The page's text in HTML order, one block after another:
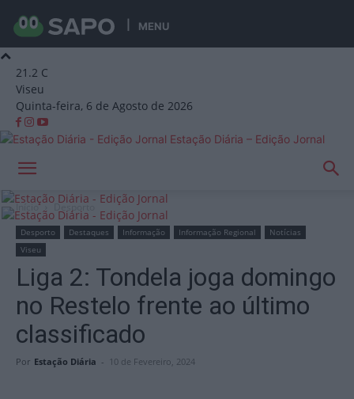
MENU
21.2 C
Viseu
Quinta-feira, 6 de Agosto de 2026
Estação Diária – Edição Jornal
Início Desporto
Desporto Destaques Informação Informação Regional
Notícias
Viseu
Liga 2: Tondela joga domingo
no Restelo frente ao último
classificado
Por Estação Diária - 10 de Fevereiro, 2024